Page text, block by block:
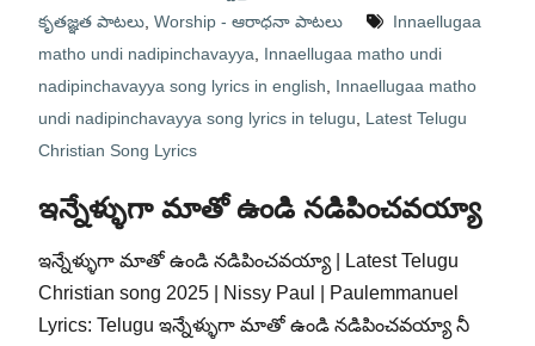
కృతజ్ఞత పాటలు, Worship - ఆరాధనా పాటలు
Innaellugaa
matho undi nadipinchavayya
Innaellugaa matho undi
nadipinchavayya song lyrics in english
Innaellugaa matho
undi nadipinchavayya song lyrics in telugu
Latest Telugu
Christian Song Lyrics
ఇన్నేళ్ళుగా మాతో ఉండి నడిపించవయ్యా
ఇన్నేళ్ళుగా మాతో ఉండి నడిపించవయ్యా | Latest Telugu
Christian song 2025 | Nissy Paul | Paulemmanuel
Lyrics: Telugu ఇన్నేళ్ళుగా మాతో ఉండి నడిపించవయ్యా నీ